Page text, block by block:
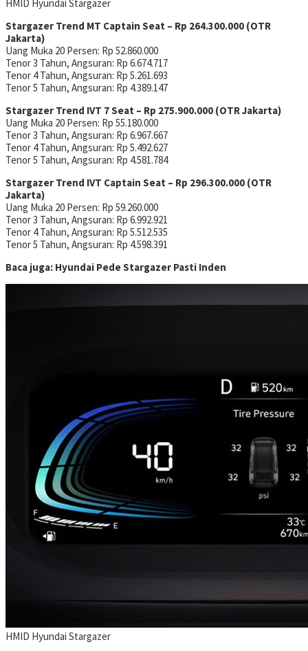
HMID Hyundai Stargazer
Stargazer Trend MT Captain Seat – Rp 264.300.000 (OTR
Jakarta)
Uang Muka 20 Persen: Rp 52.860.000
Tenor 3 Tahun, Angsuran: Rp 6.674.717
Tenor 4 Tahun, Angsuran: Rp 5.261.693
Tenor 5 Tahun, Angsuran: Rp 4.389.147
Stargazer Trend IVT 7 Seat – Rp 275.900.000 (OTR Jakarta)
Uang Muka 20 Persen: Rp 55.180.000
Tenor 3 Tahun, Angsuran: Rp 6.967.667
Tenor 4 Tahun, Angsuran: Rp 5.492.627
Tenor 5 Tahun, Angsuran: Rp 4.581.784
Stargazer Trend IVT Captain Seat – Rp 296.300.000 (OTR
Jakarta)
Uang Muka 20 Persen: Rp 59.260.000
Tenor 3 Tahun, Angsuran: Rp 6.992.921
Tenor 4 Tahun, Angsuran: Rp 5.512.535
Tenor 5 Tahun, Angsuran: Rp 4.598.391
Baca juga: Hyundai Pede Stargazer Pasti Inden
HMID Hyundai Stargazer